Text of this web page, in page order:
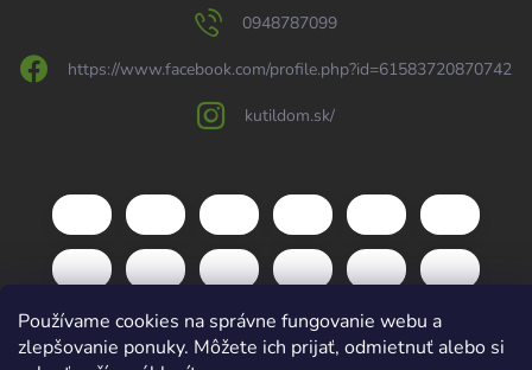
Používame cookies na správne fungovanie webu a
zlepšovanie ponuky. Môžete ich prijať, odmietnuť alebo si
0948787099
https://www.facebook.com/profile.php?id=61583720870742
kutildom.sk/